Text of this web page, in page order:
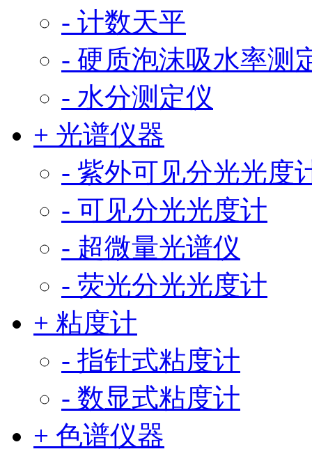
- 计数天平
- 硬质泡沫吸水率测
- 水分测定仪
+ 光谱仪器
- 紫外可见分光光度
- 可见分光光度计
- 超微量光谱仪
- 荧光分光光度计
+ 粘度计
- 指针式粘度计
- 数显式粘度计
+ 色谱仪器